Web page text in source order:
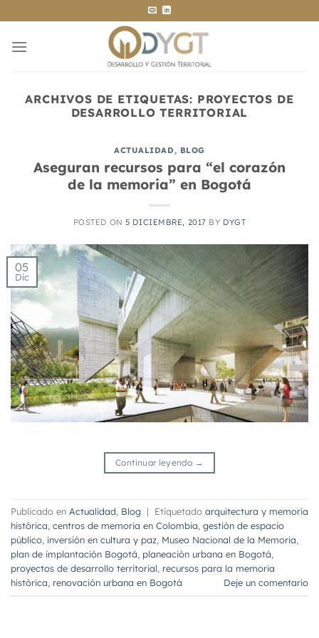
al
contenido
ARCHIVOS DE ETIQUETAS: PROYECTOS DE
DESARROLLO TERRITORIAL
ACTUALIDAD, BLOG
Aseguran recursos para “el corazón
de la memoria” en Bogotá
POSTED ON5 DICIEMBRE, 2017 BY DYGT
05
Dic
Continuar leyendo →
Publicado en Actualidad Blog | Etiquetado arquitectura y memoria
histórica centros de memoria en Colombia gestión de espacio
público inversión en cultura y paz Museo Nacional de la Memoria
plan de implantación Bogotá planeación urbana en Bogotá
proyectos de desarrollo territorial recursos para la memoria
histórica renovación urbana en Bogotá Deje un comentario